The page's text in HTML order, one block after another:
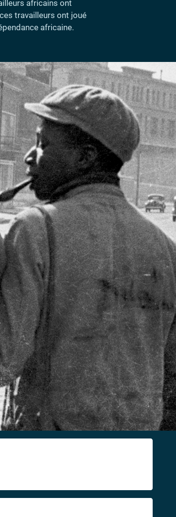
africains ont
travailleurs ont joué
africaine.